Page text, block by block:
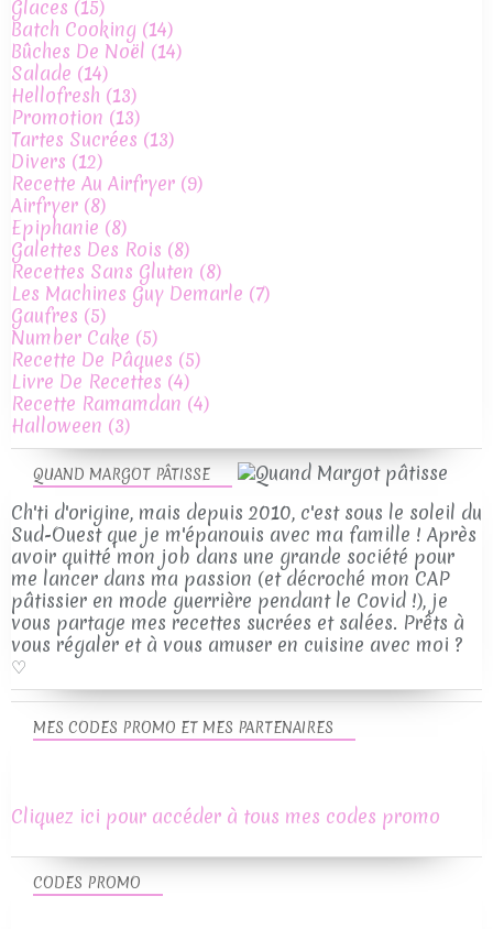
QUAND MARGOT PÂTISSE
Ch'ti d'origine, mais depuis 2010, c'est sous le soleil du
Sud-Ouest que je m'épanouis avec ma famille ! Après
avoir quitté mon job dans une grande société pour
me lancer dans ma passion (et décroché mon CAP
pâtissier en mode guerrière pendant le Covid !), je
vous partage mes recettes sucrées et salées. Prêts à
vous régaler et à vous amuser en cuisine avec moi ?
♡
Glaces (15)
Batch Cooking (14)
Bûches De Noël (14)
Salade (14)
Hellofresh (13)
Promotion (13)
Tartes Sucrées (13)
Divers (12)
Recette Au Airfryer (9)
Airfryer (8)
Epiphanie (8)
Galettes Des Rois (8)
Recettes Sans Gluten (8)
Les Machines Guy Demarle (7)
Gaufres (5)
Number Cake (5)
Recette De Pâques (5)
Livre De Recettes (4)
Recette Ramamdan (4)
Halloween (3)
CODES PROMO
MES CODES PROMO ET MES PARTENAIRES
Cliquez ici pour accéder à tous mes codes promo